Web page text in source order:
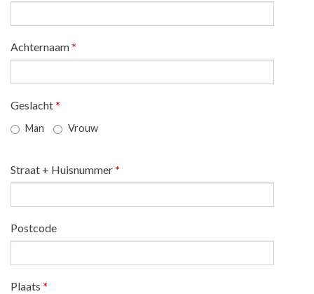
Achternaam *
Geslacht *
Man Vrouw
Straat + Huisnummer *
Postcode
Plaats *